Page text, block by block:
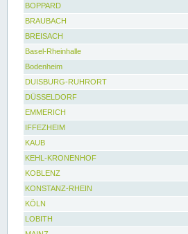
BOPPARD
BRAUBACH
BREISACH
Basel-Rheinhalle
Bodenheim
DUISBURG-RUHRORT
DÜSSELDORF
EMMERICH
IFFEZHEIM
KAUB
KEHL-KRONENHOF
KOBLENZ
KONSTANZ-RHEIN
KÖLN
LOBITH